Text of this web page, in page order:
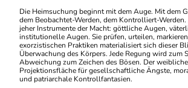
Die Heimsuchung beginnt mit dem Auge. Mit dem
dem Beobachtet-Werden, dem Kontrolliert-
jeher Instrumente der Macht: göttliche Augen,
institutionelle Augen. Sie prüfen, urteilen,
exorzistischen Praktiken materialisiert sich dieser
Überwachung des Körpers. Jede Regung wird zum
Abweichung zum Zeichen des Bösen. Der
Projektionsfläche für gesellschaftliche Ängste,
und patriarchale Kontrollfantasien.